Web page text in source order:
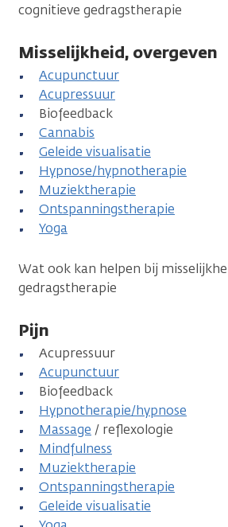
cognitieve gedragstherapie
Misselijkheid, overgeven
Acupunctuur
Acupressuur
Biofeedback
Cannabis
Geleide visualisatie
Hypnose/hypnotherapie
Muziektherapie
Ontspanningstherapie
Yoga
Wat ook kan helpen bij
gedragstherapie
Pijn
Acupressuur
Acupunctuur
Biofeedback
Hypnotherapie/hypnose
Massage / reflexologie
Mindfulness
Muziektherapie
Ontspanningstherapie
Geleide visualisatie